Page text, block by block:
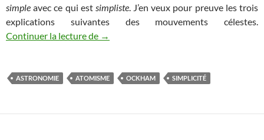
simple avec ce qui est simpliste. J’en veux pour preuve les trois
explications suivantes des mouvements célestes.
Continuer la lecture de Le rasoir d’Ockham (1) : le principe de
→
ASTRONOMIE ATOMISME OCKHAM SIMPLICITÉ